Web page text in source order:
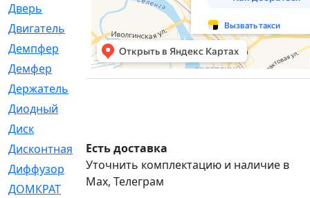
Дверь
[249]
Двигатель
Демпфер
[2]
Демфер
[1]
Держатель
Диодный
Диск
Дисконтная
[1]
Диффузор
[1]
ДОМКРАТ
[1]
Есть доставка
Уточнить комплектацию и наличие в
Max, Телеграм